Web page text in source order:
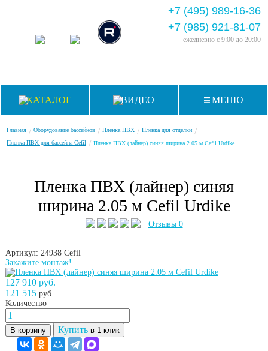
+7 (495) 989-16-36
+7 (985) 921-81-07
ежедневно с 9:00 до 20:00
КАТАЛОГ ВИДЕО МЕНЮ
Главная / Оборудование бассейнов / Пленка ПВХ / Пленка для отделки /
Пленка ПВХ для бассейна Cefil / Пленка ПВХ (лайнер) синяя ширина 2.05 м Cefil Urdike
Пленка ПВХ (лайнер) синяя
ширина 2.05 м Cefil Urdike
Отзывы 0
Артикул: 24938 Cefil
Закажите монтаж!
127 910 руб.
121 515 руб.
Количество
В корзину Купить в 1 клик